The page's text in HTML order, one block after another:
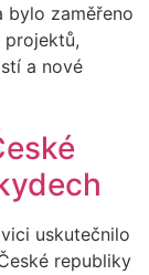
bylo zaměřeno
projektů,
a nové
uskutečnilo
republiky